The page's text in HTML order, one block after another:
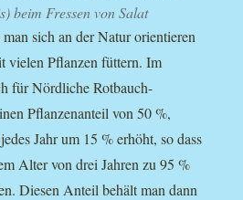
beim Fressen von Salat
sich an der Natur orientieren
vielen Pflanzen füttern. Im
für Nördliche Rotbauch-
Pflanzenanteil von 50 %,
Jahr um 15 % erhöht, so dass
Alter von drei Jahren zu 95 %
Diesen Anteil behält man dann